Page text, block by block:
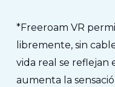
*Freeroam VR
libremente, sin
vida real se
aumenta la